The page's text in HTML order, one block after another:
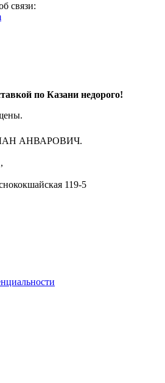
связи:
по Казани недорого!
АНВАРОВИЧ.
119-5